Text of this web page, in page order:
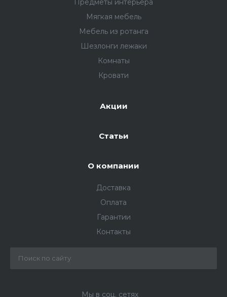
Предметы интерьера
Мягкая мебель
Мебель из ротанга
Шезлонги лежаки
Комнаты
Кровати
Акции
Cтатьи
О компании
Доставка
Оплата
Гарантии
Контакты
Мы в соц. сетях